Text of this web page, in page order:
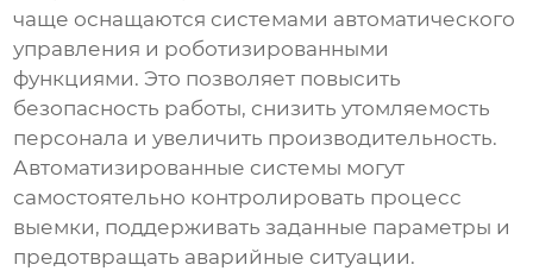
чаще оснащаются системами автоматического
управления и роботизированными
функциями. Это позволяет повысить
безопасность работы, снизить утомляемость
персонала и увеличить производительность.
Автоматизированные системы могут
самостоятельно контролировать процесс
выемки, поддерживать заданные параметры и
предотвращать аварийные ситуации.